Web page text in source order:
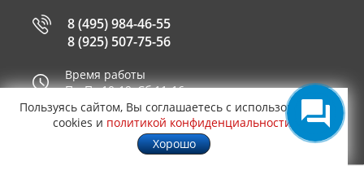
8 (495) 984-46-55
8 (925) 507-75-56
Время работы
Пн-Пт 10-19, Сб 11-16
Принимаем к оплате
Пользуясь сайтом, Вы соглашаетесь с использованием
cookies и политикой конфиденциальности
Хорошо